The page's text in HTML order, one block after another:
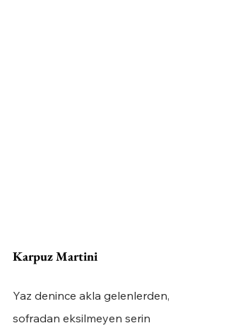
Karpuz Martini
Yaz denince akla gelenlerden,
sofradan eksilmeyen serin